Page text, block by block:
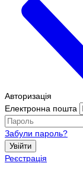
Авторизація
Електронна пошта
Забули пароль?
Увійти
Реєстрація